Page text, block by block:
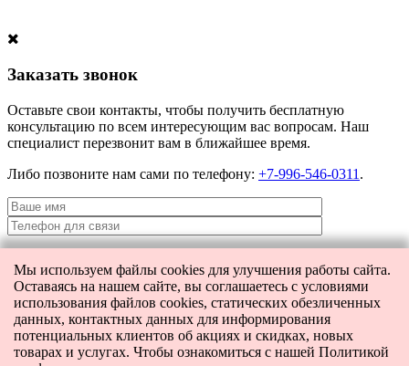
Заказать звонок
Оставьте свои контакты, чтобы получить бесплатную
консультацию по всем интересующим вас вопросам. Наш
специалист перезвонит вам в ближайшее время.
Либо позвоните нам сами по телефону: +7-996-546-0311 .
Я даю согласие наобработку персональных данныхи согласие на
передачу этих данных третьим лицам.
Мы используем файлы cookies для улучшения работы сайта.
Оставаясь на нашем сайте, вы соглашаетесь с условиями
использования файлов cookies, статических обезличенных
данных, контактных данных для информирования
потенциальных клиентов об акциях и скидках, новых
товарах и услугах. Чтобы ознакомиться с нашей Политикой